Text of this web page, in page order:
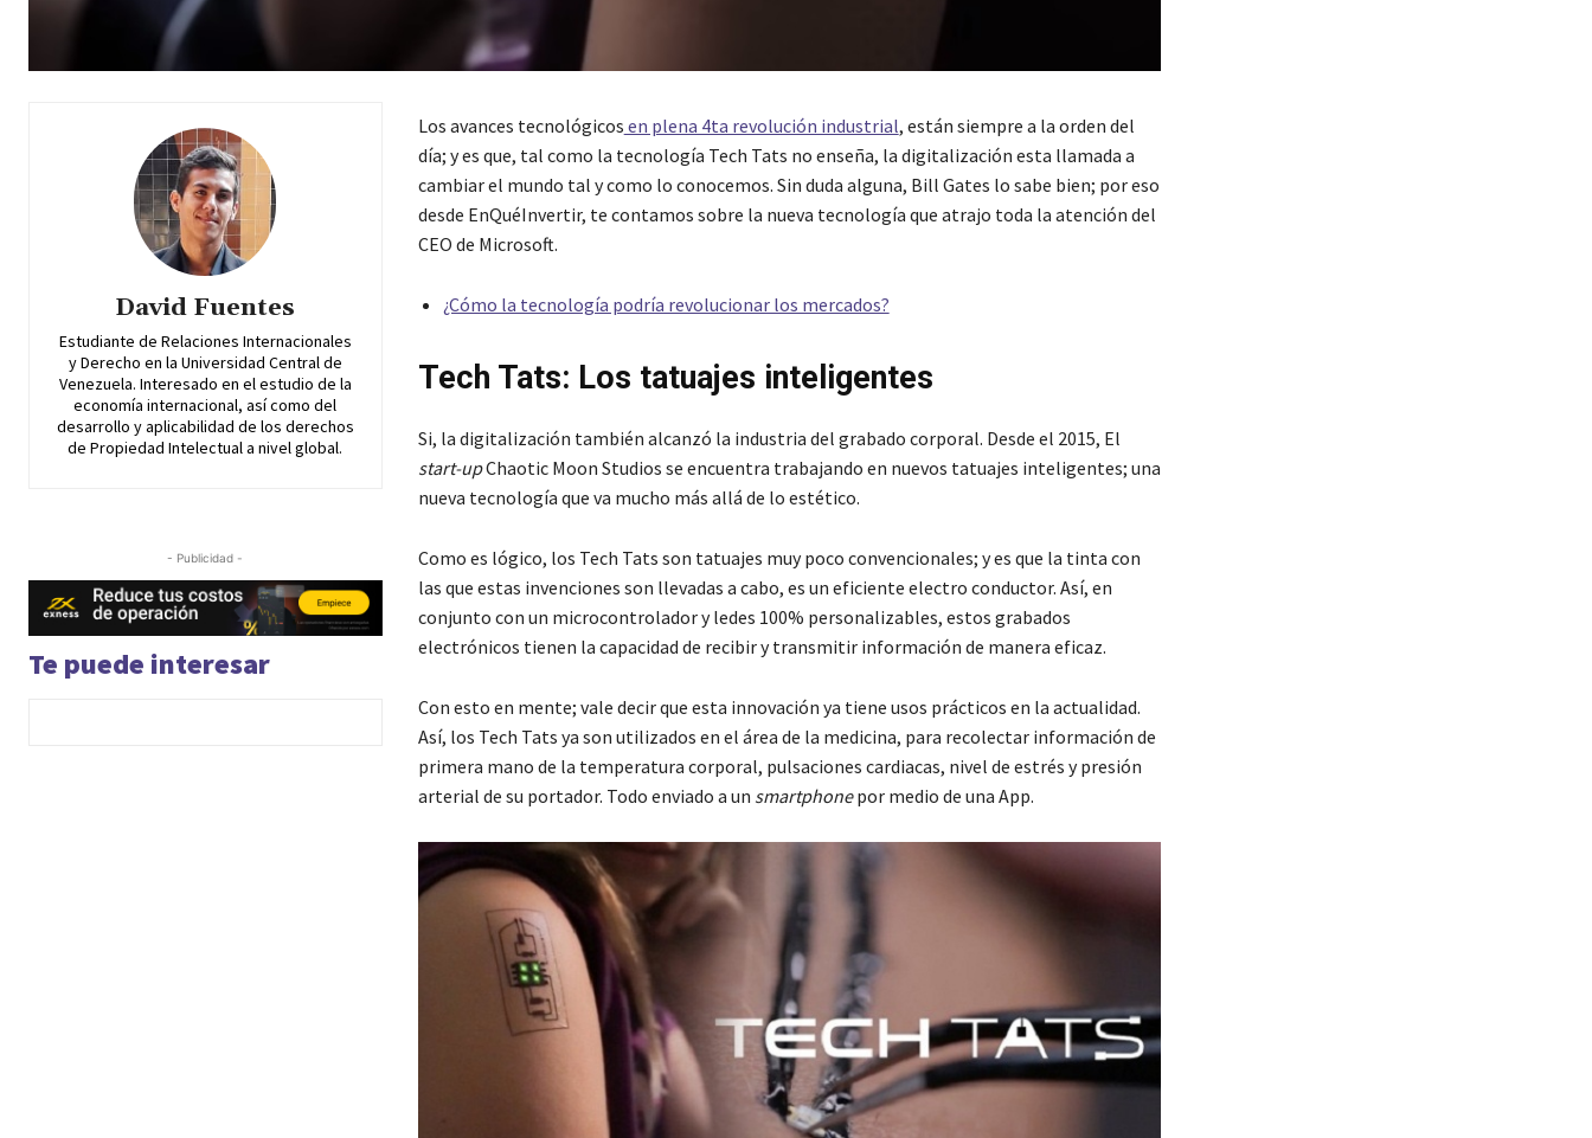
David Fuentes
Estudiante de Relaciones Internacionales
y Derecho en la Universidad Central de
Venezuela. Interesado en el estudio de la
economía internacional, así como del
desarrollo y aplicabilidad de los derechos
de Propiedad Intelectual a nivel global.
- Publicidad -
Te puede interesar
Los avances tecnológicos en plena 4ta revolución industrial, están siempre a la orden del
día; y es que, tal como la tecnología Tech Tats no enseña, la digitalización esta llamada a
cambiar el mundo tal y como lo conocemos. Sin duda alguna, Bill Gates lo sabe bien; por eso
desde EnQuéInvertir, te contamos sobre la nueva tecnología que atrajo toda la atención del
CEO de Microsoft.
¿Cómo la tecnología podría revolucionar los mercados?
Tech Tats: Los tatuajes inteligentes
Si, la digitalización también alcanzó la industria del grabado corporal. Desde el 2015, El
start-upChaotic Moon Studios se encuentra trabajando en nuevos tatuajes inteligentes; una
nueva tecnología que va mucho más allá de lo estético.
Como es lógico, los Tech Tats son tatuajes muy poco convencionales; y es que la tinta con
las que estas invenciones son llevadas a cabo, es un eficiente electro conductor. Así, en
conjunto con un microcontrolador y ledes 100% personalizables, estos grabados
electrónicos tienen la capacidad de recibir y transmitir información de manera eficaz.
Con esto en mente; vale decir que esta innovación ya tiene usos prácticos en la actualidad.
Así, los Tech Tats ya son utilizados en el área de la medicina, para recolectar información de
primera mano de la temperatura corporal, pulsaciones cardiacas, nivel de estrés y presión
arterial de su portador. Todo enviado a un smartphonepor medio de una App.